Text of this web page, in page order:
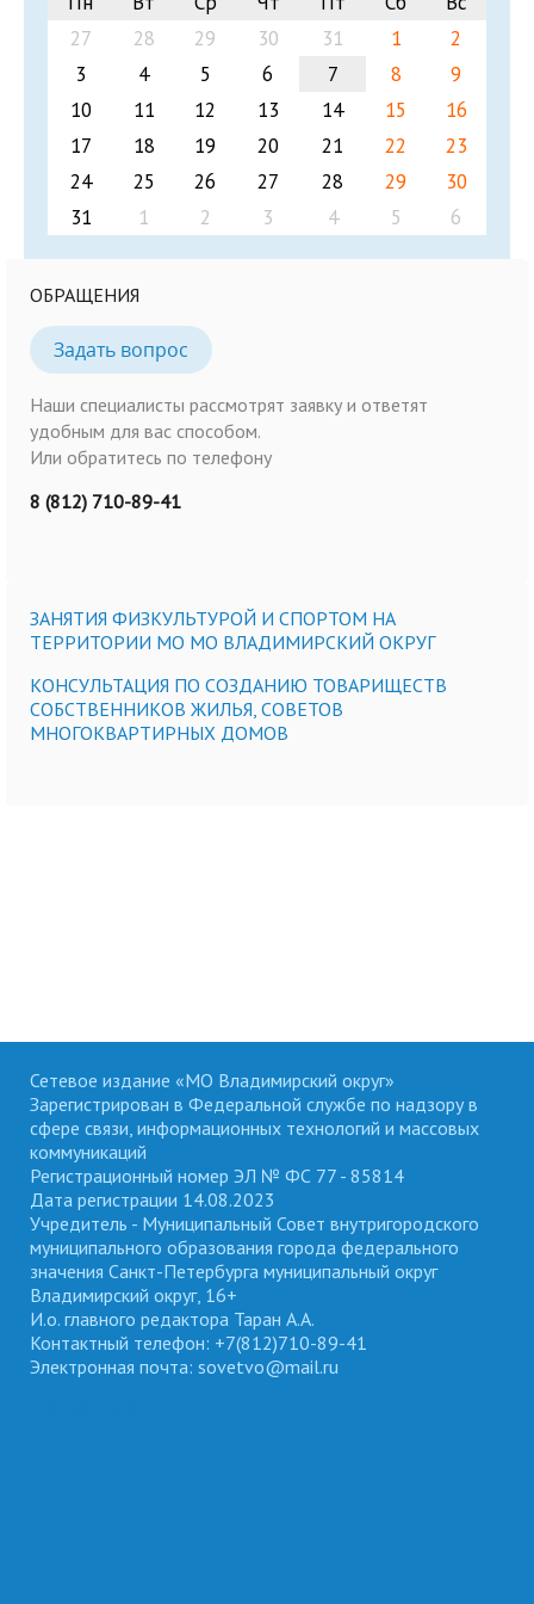
27
28 29 30 31 1
2
3
4 5 6 7 8
9
10
11 12 13 14 15
16
17
18 19 20 21 22
23
24
25 26 27 28 29
30
31
1 2 3 4 5 6
ОБРАЩЕНИЯ
Задать вопрос
Наши специалисты рассмотрят заявку и ответят
удобным для вас способом.
Или обратитесь по телефону
8 (812) 710-89-41
ЗАНЯТИЯ ФИЗКУЛЬТУРОЙ И СПОРТОМ НА
ТЕРРИТОРИИ МО МО ВЛАДИМИРСКИЙ ОКРУГ
КОНСУЛЬТАЦИЯ ПО СОЗДАНИЮ ТОВАРИЩЕСТВ
СОБСТВЕННИКОВ ЖИЛЬЯ, СОВЕТОВ
МНОГОКВАРТИРНЫХ ДОМОВ
Сетевое издание «МО Владимирский округ»
Зарегистрирован в Федеральной службе по надзору в
сфере связи, информационных технологий и массовых
коммуникаций
Регистрационный номер ЭЛ № ФС 77 - 85814
Дата регистрации 14.08.2023
Учредитель - Муниципальный Совет внутригородского
муниципального образования города федерального
значения Санкт-Петербурга муниципальный округ
Владимирский округ, 16+
И.о. главного редактора Таран А.А.
Контактный телефон: +7(812)710-89-41
Электронная почта: sovetvo@mail.ru